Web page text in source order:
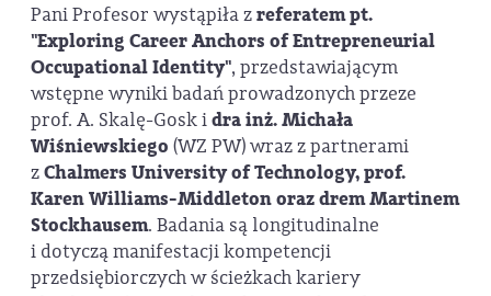
Pani Profesor wystąpiła zreferatem pt.
"Exploring Career Anchors of Entrepreneurial
Occupational Identity", przedstawiającym
wstępne wyniki badań prowadzonych przeze
prof. A. Skalę-Gosk idra inż. Michała
Wiśniewskiego (WZ PW) wraz z partnerami
zChalmers University of Technology, prof.
Karen Williams-Middleton oraz drem Martinem
Stockhausem. Badania są longitudinalne
i dotyczą manifestacji kompetencji
przedsiębiorczych w ścieżkach kariery